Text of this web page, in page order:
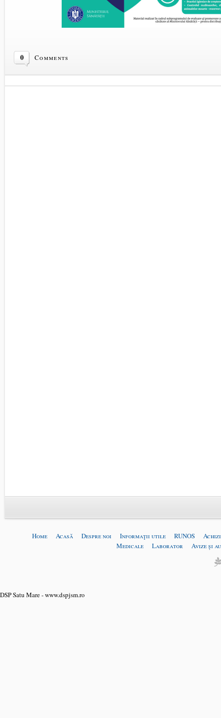
0 Comments
Home Acasă Despre noi Informaţii utile RUNOS
Medicale
Laborator Avize și
DSP Satu Mare - www.dspjsm.ro